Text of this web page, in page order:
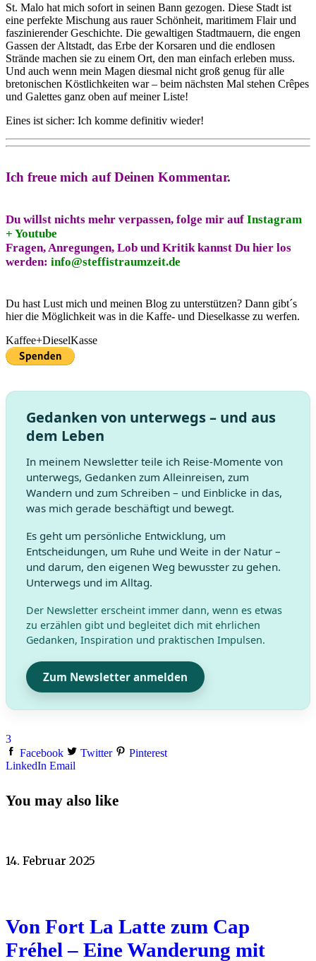
St. Malo hat mich sofort in seinen Bann gezogen. Diese Stadt ist
eine perfekte Mischung aus rauer Schönheit, maritimem Flair und
faszinierender Geschichte. Die gewaltigen Stadtmauern, die engen
Gassen der Altstadt, das Erbe der Korsaren und die endlosen
Strände machen sie zu einem Ort, den man einfach erleben muss.
Und auch wenn mein Magen diesmal nicht groß genug für alle
bretonischen Köstlichkeiten war – beim nächsten Mal stehen Crêpes
und Galettes ganz oben auf meiner Liste!
Eines ist sicher: Ich komme definitiv wieder!
Ich freue mich auf Deinen Kommentar.
Du willst nichts mehr verpassen, folge mir auf Instagram
+ Youtube
Fragen, Anregungen, Lob und Kritik kannst Du hier los
werden: info@steffistraumzeit.de
Du hast Lust mich und meinen Blog zu unterstützen? Dann gibt´s
hier die Möglichkeit was in die Kaffe- und Dieselkasse zu werfen.
Kaffee+DieselKasse
Gedanken von unterwegs – und aus
dem Leben
In meinem Newsletter teile ich Reise-Momente von
unterwegs, Gedanken zum Alleinreisen, zum
Wandern und zum Schreiben – und Einblicke in das,
was mich gerade beschäftigt und bewegt.
Es geht um persönliche Entwicklung, um
Entscheidungen, um Ruhe und Weite in der Natur –
und darum, den eigenen Weg bewusster zu gehen.
Unterwegs und im Alltag.
Der Newsletter erscheint immer dann, wenn es etwas
zu erzählen gibt und begleitet dich mit ehrlichen
Gedanken, Inspiration und praktischen Impulsen.
Zum Newsletter anmelden
3
Facebook
Twitter
Pinterest
LinkedIn Email
You may also like
14. Februar 2025
Von Fort La Latte zum Cap
Fréhel – Eine Wanderung mit